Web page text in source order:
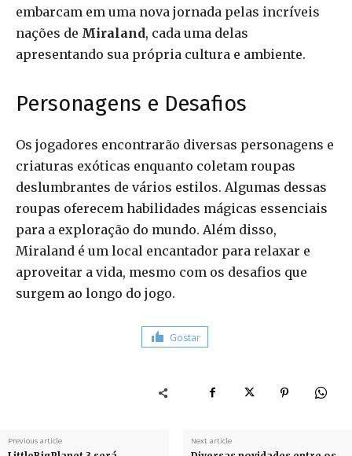
embarcam em uma nova jornada pelas incríveis
nações de Miraland, cada uma delas
apresentando sua própria cultura e ambiente.
Personagens e Desafios
Os jogadores encontrarão diversas personagens e
criaturas exóticas enquanto coletam roupas
deslumbrantes de vários estilos. Algumas dessas
roupas oferecem habilidades mágicas essenciais
para a exploração do mundo. Além disso,
Miraland é um local encantador para relaxar e
aproveitar a vida, mesmo com os desafios que
surgem ao longo do jogo.
Gostar
Previous article Next article